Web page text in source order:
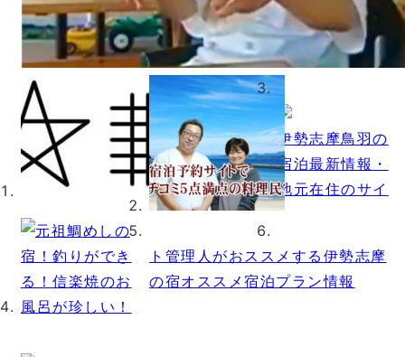
伊勢志摩鳥羽の
宿泊最新情報・
地元在住のサイ
ト管理人がおススメする伊勢志摩
の宿オススメ宿泊プラン情報